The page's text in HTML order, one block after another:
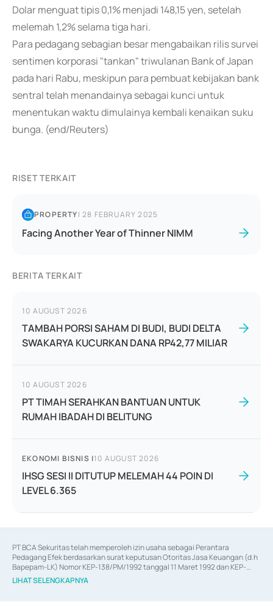
Dolar menguat tipis 0,1% menjadi 148,15 yen, setelah
melemah 1,2% selama tiga hari.
Para pedagang sebagian besar mengabaikan rilis survei
sentimen korporasi "tankan" triwulanan Bank of Japan
pada hari Rabu, meskipun para pembuat kebijakan bank
sentral telah menandainya sebagai kunci untuk
menentukan waktu dimulainya kembali kenaikan suku
bunga. (end/Reuters)
RISET TERKAIT
PROPERTY|28 FEBRUARY 2025
Facing Another Year of Thinner NIMM
BERITA TERKAIT
10 AUGUST 2026
TAMBAH PORSI SAHAM DI BUDI, BUDI DELTA
SWAKARYA KUCURKAN DANA RP42,77 MILIAR
10 AUGUST 2026
PT TIMAH SERAHKAN BANTUAN UNTUK
RUMAH IBADAH DI BELITUNG
EKONOMI BISNIS |10 AUGUST 2026
IHSG SESI II DITUTUP MELEMAH 44 POIN DI
LEVEL 6.365
PT BCA Sekuritas telah memperoleh izin usaha sebagai Perantara
Pedagang Efek berdasarkan surat keputusan Otoritas Jasa Keuangan (d.h
Bapepam-LK) Nomor KEP-138/PM/1992 tanggal 11 Maret 1992 dan KEP-
06/D.04/2014 tanggal 28 Februari 2014, izin usaha sebagai Penjamin Emisi
Efek berdasarkan surat keputusan Otoritas Jasa Keuangan Nomor KEP-
LIHAT SELENGKAPNYA